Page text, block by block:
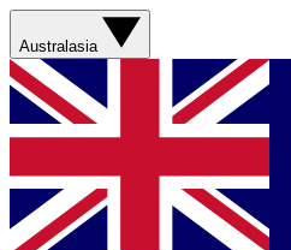
Australasia